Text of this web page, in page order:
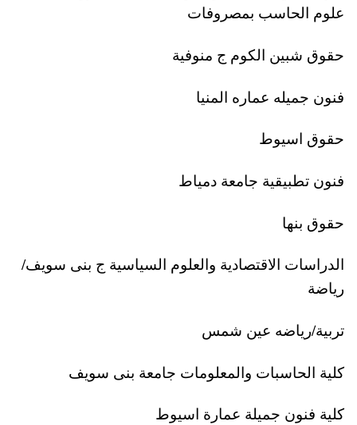
علوم الحاسب بمصروفات
حقوق شبين الكوم ج منوفية
فنون جميله عماره المنيا
حقوق اسيوط
فنون تطبيقية جامعة دمياط
حقوق بنها
الدراسات الاقتصادية والعلوم السياسية ج بنى سويف/
رياضة
تربية/رياضه عين شمس
كلية الحاسبات والمعلومات جامعة بنى سويف
كلية فنون جميلة عمارة اسيوط